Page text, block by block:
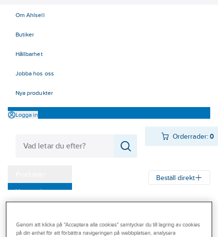
Om Ahlsell
Butiker
Hållbarhet
Jobba hos oss
Nya produkter
Logga in
Orderrader:0
Varumärken
Outlet
Beställ direkt
Genom att klicka på "Acceptera alla cookies" samtycker du till lagring av cookies
på din enhet för att förbättra navigeringen på webbplatsen, analysera